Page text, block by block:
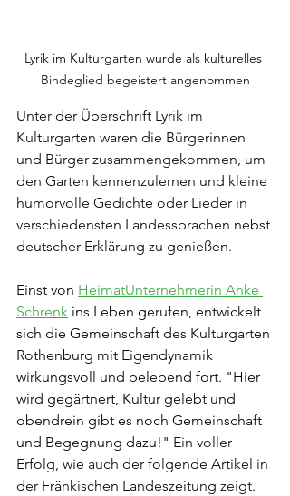
Lyrik im Kulturgarten wurde als kulturelles
Bindeglied begeistert angenommen
Unter der Überschrift Lyrik im
Kulturgarten waren die Bürgerinnen
und Bürger zusammengekommen, um
den Garten kennenzulernen und kleine
humorvolle Gedichte oder Lieder in
verschiedensten Landessprachen nebst
deutscher Erklärung zu genießen.
Einst von HeimatUnternehmerin Anke
Schrenk ins Leben gerufen, entwickelt
sich die Gemeinschaft des Kulturgarten
Rothenburg mit Eigendynamik
wirkungsvoll und belebend fort. "Hier
wird gegärtnert, Kultur gelebt und
obendrein gibt es noch Gemeinschaft
und Begegnung dazu!" Ein voller
Erfolg, wie auch der folgende Artikel in
der Fränkischen Landeszeitung zeigt.